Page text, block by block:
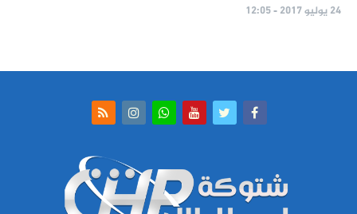
24 يوليو 2017 - 12:05